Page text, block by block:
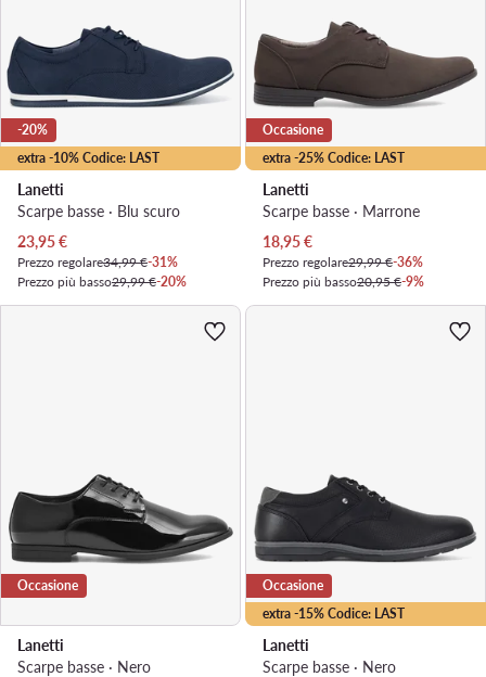
extra -10% Codice: LAST
-20%
Lanetti
Scarpe basse · Blu scuro
Prezzo attuale
23,95€
Prezzo regolare34,99 €-31%
Prezzo più basso29,99 €-20%
extra -25% Codice: LAST
Occasione
Lanetti
Scarpe basse · Marrone
Prezzo attuale
18,95€
Prezzo regolare29,99 €-36%
Prezzo più basso20,95 €-9%
Occasione
Lanetti
Scarpe basse · Nero
extra -15% Codice: LAST
Occasione
Lanetti
Scarpe basse · Nero